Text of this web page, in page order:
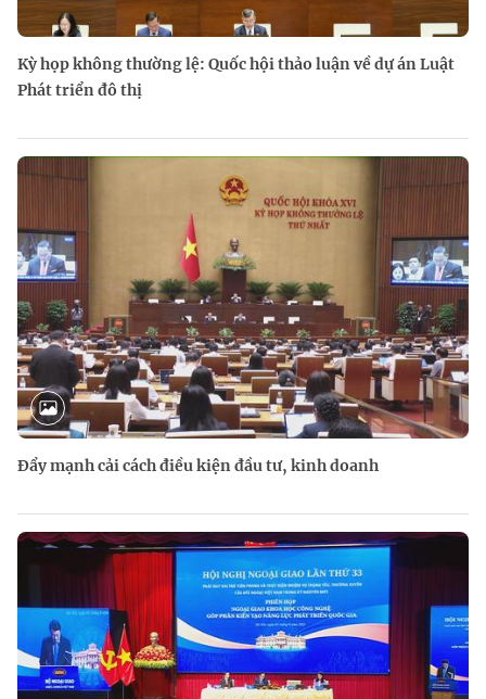
Kỳ họp không thường lệ: Quốc hội thảo luận về dự án Luật
Phát triển đô thị
Đẩy mạnh cải cách điều kiện đầu tư, kinh doanh